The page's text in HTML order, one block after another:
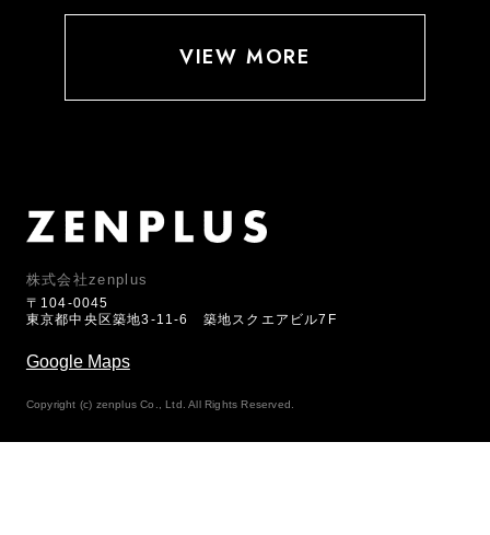
VIEW MORE
株式会社zenplus
〒104-0045
東京都中央区築地3-11-6 築地スクエアビル7F
Google Maps
Copyright (c) zenplus Co., Ltd. All Rights Reserved.